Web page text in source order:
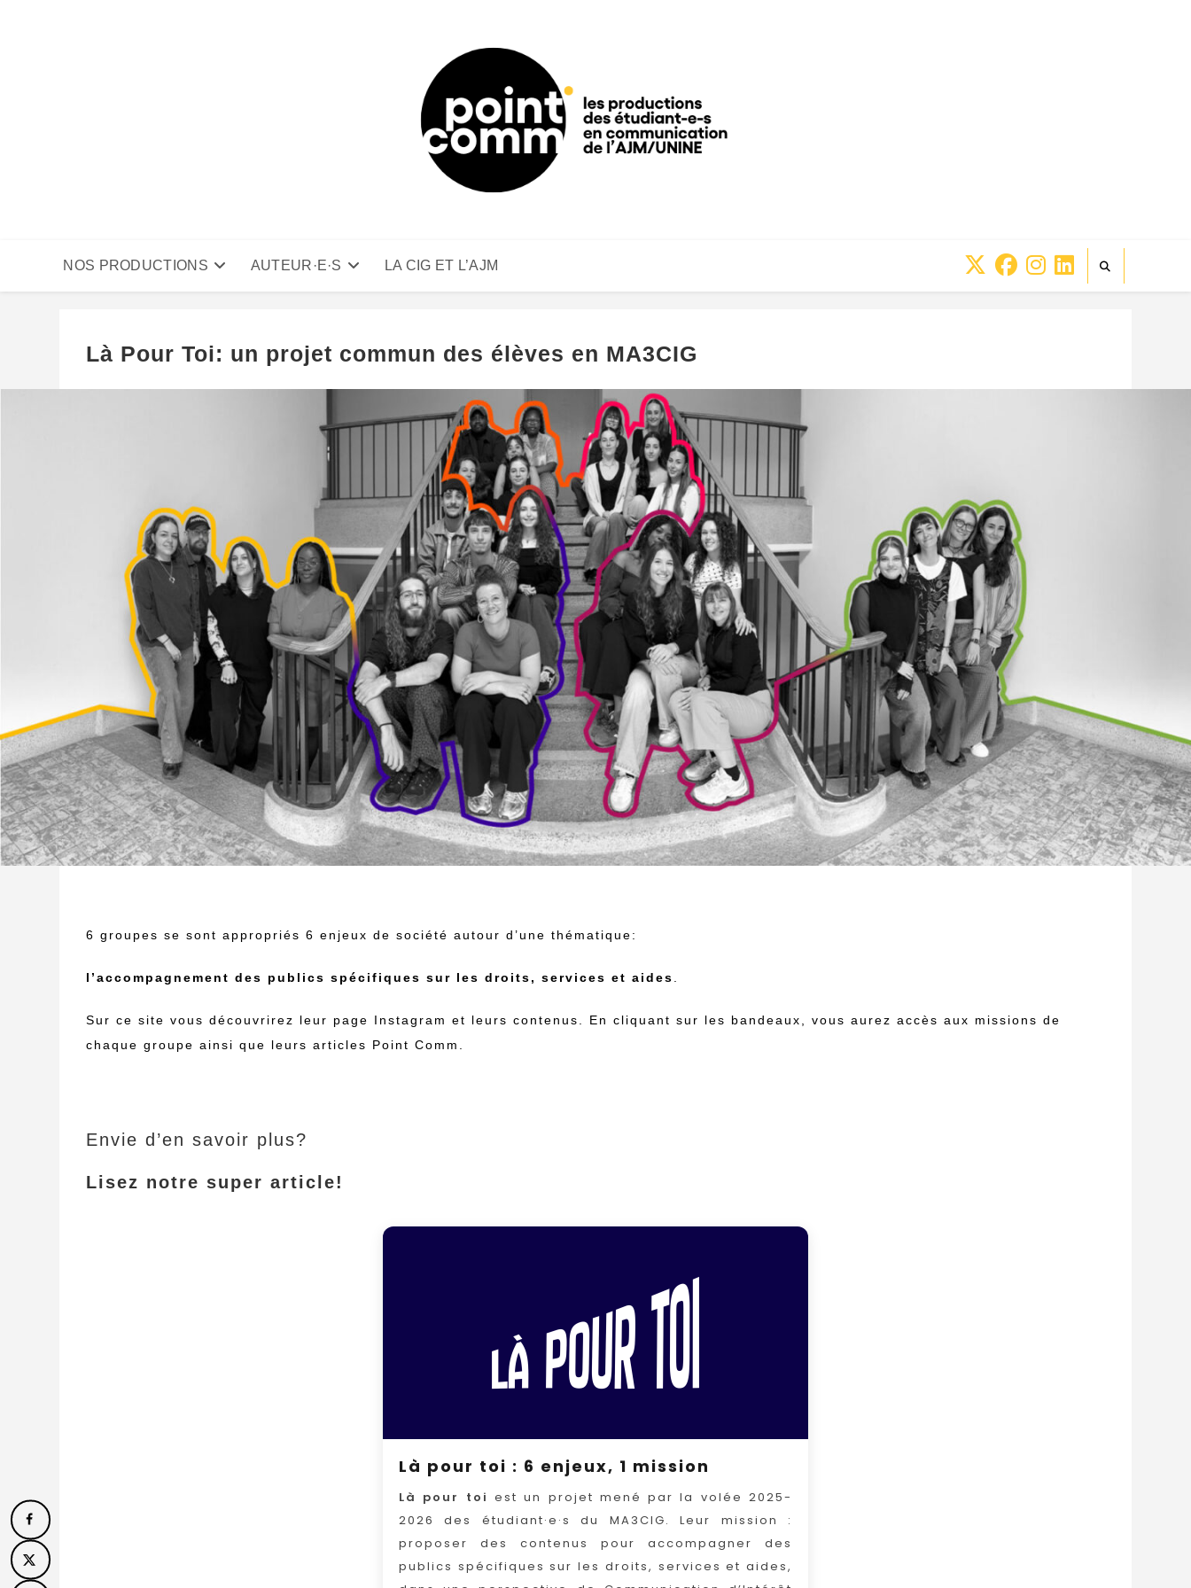
NOS PRODUCTIONS AUTEUR·E·S LA CIG ET L’AJM
Là Pour Toi: un projet commun des élèves en MA3CIG
6 groupes se sont appropriés 6 enjeux de société autour d’une thématique:
l’accompagnement des publics spécifiques sur les droits, services et aides
Sur ce site vous découvrirez leur page Instagram et leurs contenus. En cliquant sur les bandeaux, vous aurez accès aux missions de
chaque groupe ainsi que leurs articles Point Comm.
Envie d’en savoir plus?
Lisez notre super article!
Là pour toi : 6 enjeux, 1 mission
Là pour toi est un projet mené par la volée 2025-
2026 des étudiant·e·s du MA3CIG. Leur mission :
proposer des contenus pour accompagner des
publics spécifiques sur les droits, services et aides,